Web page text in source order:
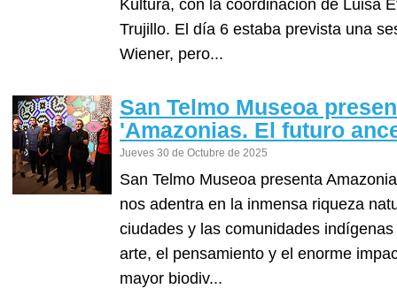
Kultura, con la coordinación de Luisa
Trujillo. El día 6 estaba prevista una
Wiener, pero...
San Telmo Museoa
'Amazonias. El futuro
Jueves 30 de Octubre de 2025
San Telmo Museoa presenta
nos adentra en la inmensa riqueza
ciudades y las comunidades
arte, el pensamiento y el enorme
mayor biodiv...